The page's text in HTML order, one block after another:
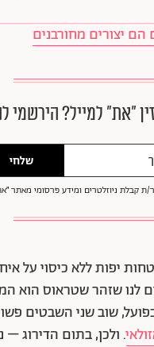
יצורים מחורבנים
״את״ למייל? הירשמי
שלחי
ת קבלת ניוזלטרים ומידע פרסומי מאתר
יפות ללא כיסוי על
לנו שזהר שטראוס הוא
שוב שני השבטים
. ולכן, בתום הדירוג